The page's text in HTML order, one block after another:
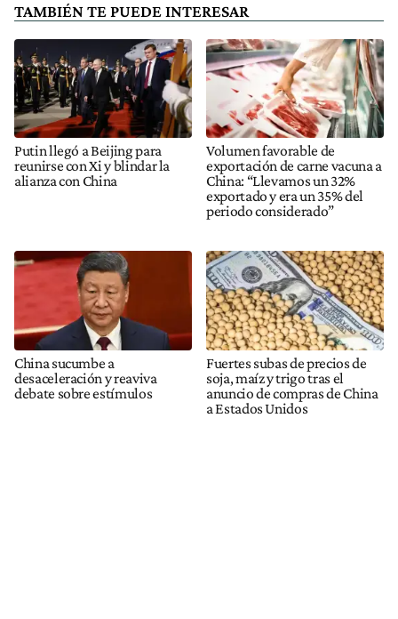
TAMBIÉN TE PUEDE INTERESAR
Putin llegó a Beijing para
reunirse con Xi y blindar la
alianza con China
Volumen favorable de
exportación de carne vacuna a
China: “Llevamos un 32%
exportado y era un 35% del
periodo considerado”
China sucumbe a
desaceleración y reaviva
debate sobre estímulos
Fuertes subas de precios de
soja, maíz y trigo tras el
anuncio de compras de China
a Estados Unidos